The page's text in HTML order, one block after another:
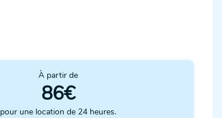
À partir de
86€
pour une location de 24 heures.